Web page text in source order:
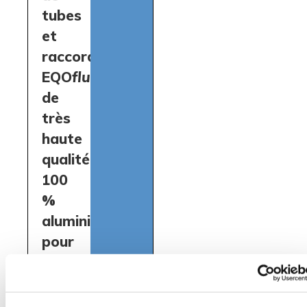
tubes
et
raccords
EQOfluids
de
très
haute
qualité,
100
%
aluminium,
pour